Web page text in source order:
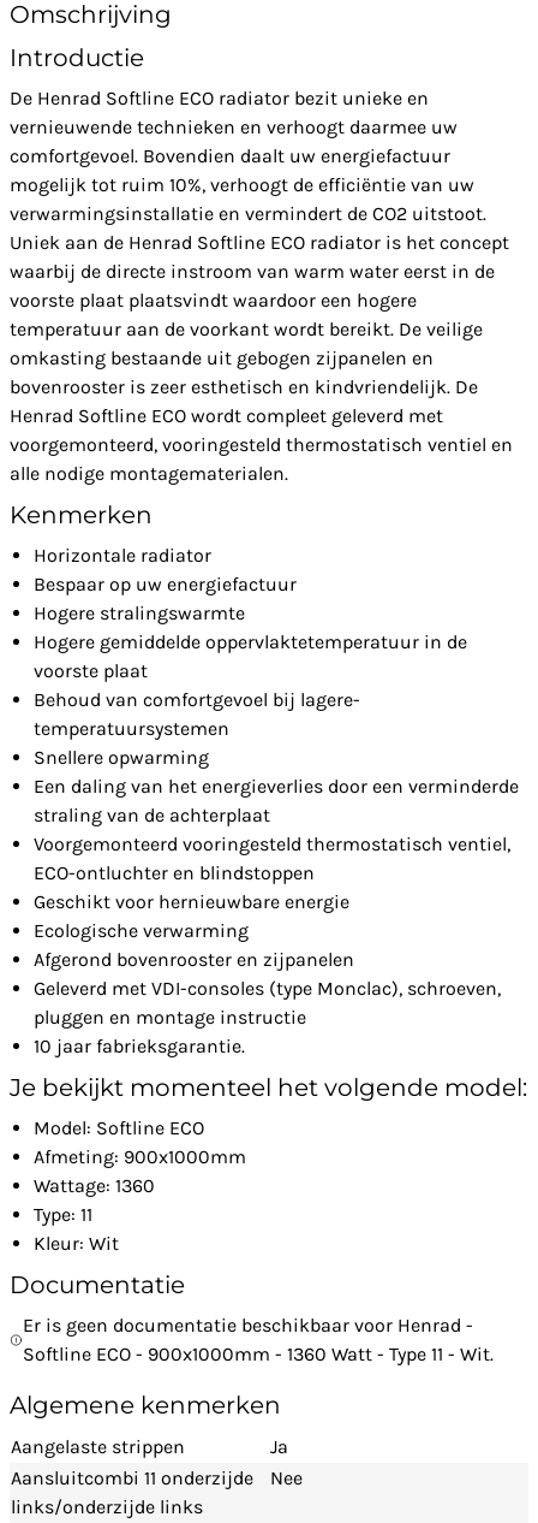
Omschrijving
Introductie
De Henrad Softline ECO radiator bezit unieke en
vernieuwende technieken en verhoogt daarmee uw
comfortgevoel. Bovendien daalt uw energiefactuur
mogelijk tot ruim 10%, verhoogt de efficiëntie van uw
verwarmingsinstallatie en vermindert de CO2 uitstoot.
Uniek aan de Henrad Softline ECO radiator is het concept
waarbij de directe instroom van warm water eerst in de
voorste plaat plaatsvindt waardoor een hogere
temperatuur aan de voorkant wordt bereikt. De veilige
omkasting bestaande uit gebogen zijpanelen en
bovenrooster is zeer esthetisch en kindvriendelijk. De
Henrad Softline ECO wordt compleet geleverd met
voorgemonteerd, vooringesteld thermostatisch ventiel en
alle nodige montagematerialen.
Kenmerken
Horizontale radiator
Bespaar op uw energiefactuur
Hogere stralingswarmte
Hogere gemiddelde oppervlaktetemperatuur in de
voorste plaat
Behoud van comfortgevoel bij lagere-
temperatuursystemen
Snellere opwarming
Een daling van het energieverlies door een verminderde
straling van de achterplaat
Voorgemonteerd vooringesteld thermostatisch ventiel,
ECO-ontluchter en blindstoppen
Geschikt voor hernieuwbare energie
Ecologische verwarming
Afgerond bovenrooster en zijpanelen
Geleverd met VDI-consoles (type Monclac), schroeven,
pluggen en montage instructie
10 jaar fabrieksgarantie.
Je bekijkt momenteel het volgende model:
Model: Softline ECO
Afmeting: 900x1000mm
Wattage: 1360
Type: 11
Kleur: Wit
Documentatie
Er is geen documentatie beschikbaar voor Henrad -
Softline ECO - 900x1000mm - 1360 Watt - Type 11 - Wit.
Algemene kenmerken
Aangelaste strippen
Ja
Aansluitcombi 11 onderzijde
links/onderzijde links
Nee